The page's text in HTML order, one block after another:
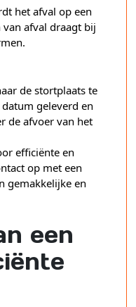
het afval op een
afval draagt bij
de stortplaats te
geleverd en
de afvoer van het
efficiënte en
op met een
gemakkelijke en
een